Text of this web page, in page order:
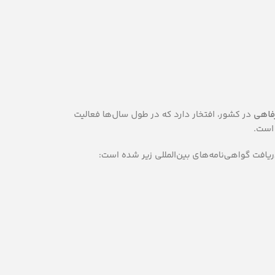
در کشور، افتخار دارد که در طول سال‌ها فعالیت
است.
گواهی‌نامه‌های بین‌المللی زیر شده است: